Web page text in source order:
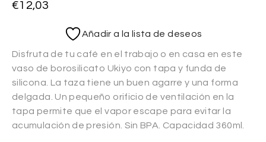
€12,03
Añadir a la lista de deseos
Disfruta de tu café en el trabajo o en casa en este
vaso de borosilicato Ukiyo con tapa y funda de
silicona. La taza tiene un buen agarre y una forma
delgada. Un pequeño orificio de ventilación en la
tapa permite que el vapor escape para evitar la
acumulación de presión. Sin BPA. Capacidad 360ml.